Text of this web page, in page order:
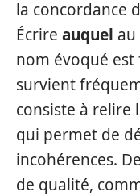
la concordance
Écrire auquel
nom évoqué
survient
consiste à relire
qui permet de
incohérences.
de qualité,